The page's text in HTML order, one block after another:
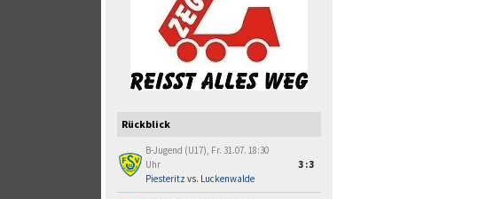
Rückblick
B-Jugend (U17), Fr. 31.07. 18:30
Uhr
Piesteritz vs. Luckenwalde
3:3